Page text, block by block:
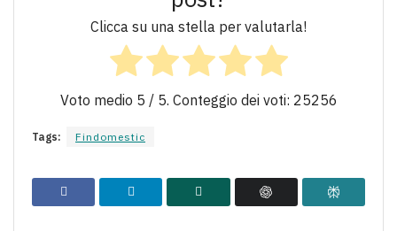
Clicca su una stella per valutarla!
Voto medio 5 / 5. Conteggio dei voti: 25256
Tags: Findomestic